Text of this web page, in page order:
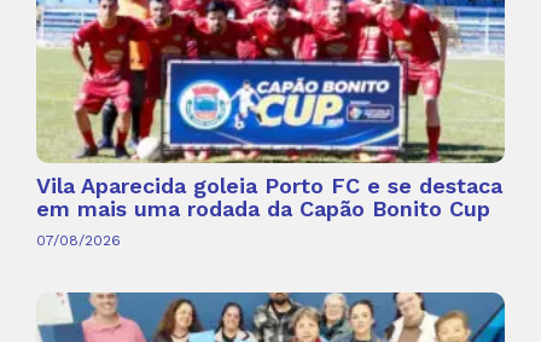
Vila Aparecida goleia Porto FC e se destaca
em mais uma rodada da Capão Bonito Cup
07/08/2026